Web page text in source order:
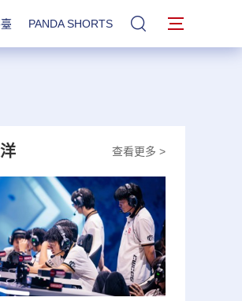
PANDA SHORTS 站內搜索
查看更多 >